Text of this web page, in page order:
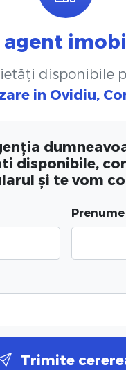
agent
disponibile
in Ovidiu,
disponibile,
și te vom
Prenume
Trimite